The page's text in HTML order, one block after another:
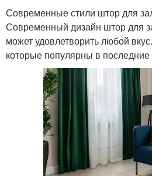
Современные стили штор для
Современный дизайн штор для
может удовлетворить любой
которые популярны в последние